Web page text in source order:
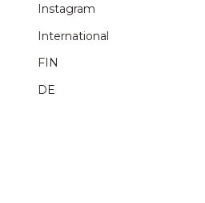
Instagram
International
FIN
DE